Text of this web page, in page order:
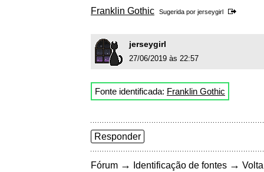
Franklin Gothic Sugerida por jerseygirl
jerseygirl
27/06/2019 às 22:57
Fonte identificada: Franklin Gothic
Responder
Fórum → Identificação de fontes →